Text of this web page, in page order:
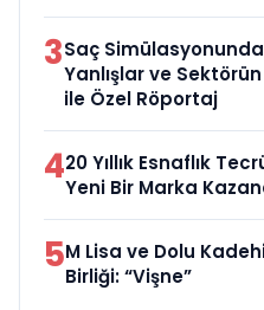
3Saç
Yanlışlar ve
ile Özel Röportaj
420 Yıllık Esnaflık
Yeni Bir Marka
5M Lisa ve Dolu
Birliği: “Vişne”